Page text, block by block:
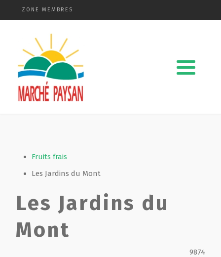
ZONE MEMBRES
Fruits frais
Les Jardins du Mont
Les Jardins du
Mont
9874
Qui sommes-nous ?
La charte
Le comité
Devenir membre
Guide de la vente directe